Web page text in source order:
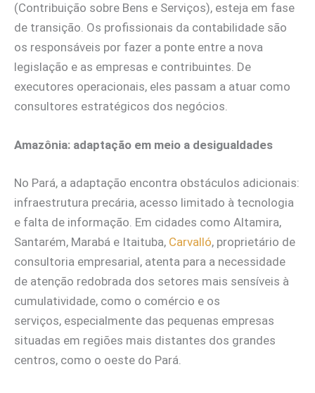
(Contribuição sobre Bens e Serviços), esteja em fase
de transição. Os profissionais da contabilidade são
os responsáveis por fazer a ponte entre a nova
legislação e as empresas e contribuintes. De
executores operacionais, eles passam a atuar como
consultores estratégicos dos negócios.
Amazônia: adaptação em meio a desigualdades
No Pará, a adaptação encontra obstáculos adicionais:
infraestrutura precária, acesso limitado à tecnologia
e falta de informação. Em cidades como Altamira,
Santarém, Marabá e Itaituba, Carvalló, proprietário de
consultoria empresarial, atenta para a necessidade
de atenção redobrada dos setores mais sensíveis à
cumulatividade, como o comércio e os
serviços, especialmente das pequenas empresas
situadas em regiões mais distantes dos grandes
centros, como o oeste do Pará.